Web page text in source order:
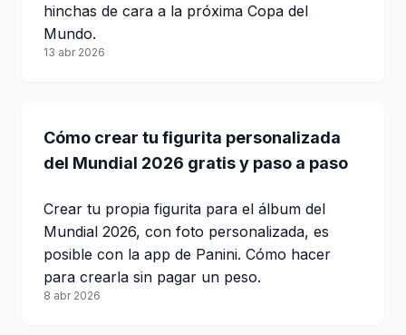
hinchas de cara a la próxima Copa del
Mundo.
13 abr 2026
Cómo crear tu figurita personalizada
del Mundial 2026 gratis y paso a paso
Crear tu propia figurita para el álbum del
Mundial 2026, con foto personalizada, es
posible con la app de Panini. Cómo hacer
para crearla sin pagar un peso.
8 abr 2026